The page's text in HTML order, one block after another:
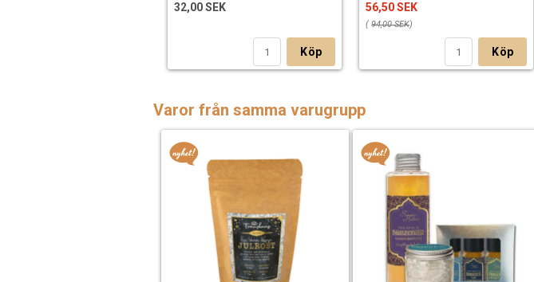
32,00 SEK
Köp
56,50 SEK
( 94,00 SEK)
Köp
Varor från samma varugrupp